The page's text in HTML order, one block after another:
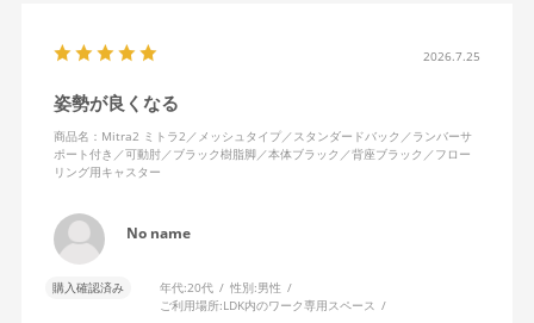
思います。良い商品に巡り会えてとても嬉しいです。
2026.7.25
姿勢が良くなる
商品名：Mitra2 ミトラ2／メッシュタイプ／スタンダードバック／ランバーサ
ポート付き／可動肘／ブラック樹脂脚／本体ブラック／背座ブラック／フロー
リング用キャスター
No name
購入確認済み 年代:20代 性別:男性
ご利用場所:LDK内のワーク専用スペース